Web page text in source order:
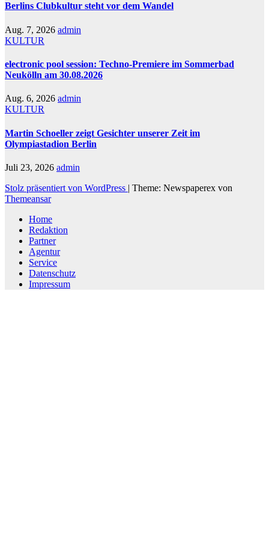
Berlins Clubkultur steht vor dem Wandel
Aug. 7, 2026 admin
KULTUR
electronic pool session: Techno-Premiere im Sommerbad
Neukölln am 30.08.2026
Aug. 6, 2026 admin
KULTUR
Martin Schoeller zeigt Gesichter unserer Zeit im
Olympiastadion Berlin
Juli 23, 2026 admin
Stolz präsentiert von WordPress | Theme: Newspaperex von
Themeansar
Home
Redaktion
Partner
Agentur
Service
Datenschutz
Impressum